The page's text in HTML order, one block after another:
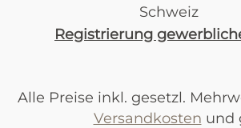
Registrierung
Alle Preise inkl. gesetzl.
Versandkosten und